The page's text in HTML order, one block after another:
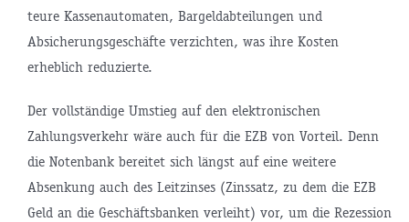
teure Kassenautomaten, Bargeldabteilungen und
Absicherungsgeschäfte verzichten, was ihre Kosten
erheblich reduzierte.
Der vollständige Umstieg auf den elektronischen
Zahlungsverkehr wäre auch für die EZB von Vorteil. Denn
die Notenbank bereitet sich längst auf eine weitere
Absenkung auch des Leitzinses (Zinssatz, zu dem die EZB
Geld an die Geschäftsbanken verleiht) vor, um die Rezession